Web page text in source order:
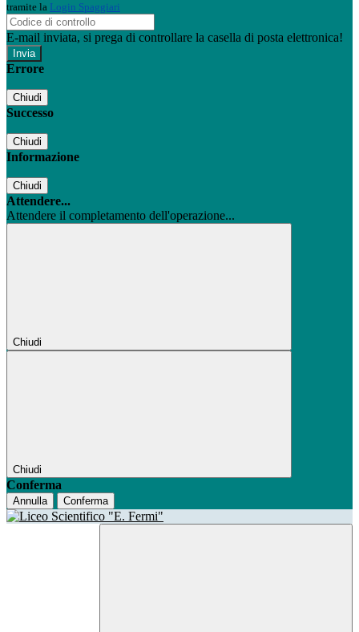
tramite la Login Spaggiari
E-mail inviata, si prega di controllare la casella di posta elettronica!
Errore
Chiudi
Successo
Chiudi
Informazione
Chiudi
Attendere...
Attendere il completamento dell'operazione...
Chiudi
Chiudi
Conferma
Annulla Conferma